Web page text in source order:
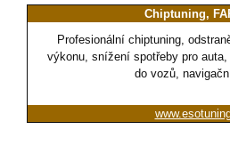
Chiptuning,
Profesionální chiptuning,
výkonu, snížení spotřeby pro
do vozů,